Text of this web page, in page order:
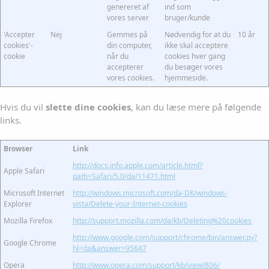
genereret af
vores server
ind som
bruger/kunde
'Accepter
cookies'-
cookie
Nej
Gemmes på
din computer,
når du
accepterer
vores cookies.
Nødvendig for at du
ikke skal acceptere
cookies hver gang
du besøger vores
hjemmeside.
10 år
Hvis du vil slette dine cookies, kan du læse mere på følgende
links.
Browser Link
Apple Safari
http://docs.info.apple.com/article.html?
path=Safari/5.0/da/11471.html
Microsoft Internet
Explorer
http://windows.microsoft.com/da-DK/windows-
vista/Delete-your-Internet-cookies
Mozilla Firefox
http://support.mozilla.com/da/kb/Deleting%20cookies
Google Chrome
http://www.google.com/support/chrome/bin/answer.py?
hl=da&answer=95647
Opera
http://www.opera.com/support/kb/view/806/